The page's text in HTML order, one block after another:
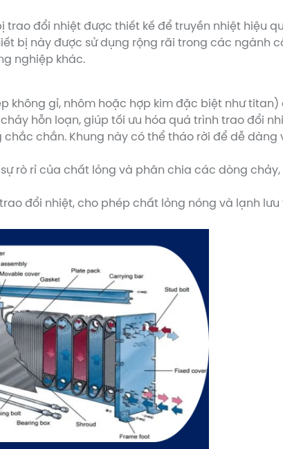
trao đổi nhiệt được thiết kế để truyền nhiệt hiệu
bị này được sử dụng rộng rãi trong các ngành
nghiệp khác.
không gỉ, nhôm hoặc hợp kim đặc biệt như titan)
hỗn loạn, giúp tối ưu hóa quá trình trao đổi
chắn. Khung này có thể tháo rời để dễ dàng
rò rỉ của chất lỏng và phân chia các dòng
đổi nhiệt, cho phép chất lỏng nóng và lạnh